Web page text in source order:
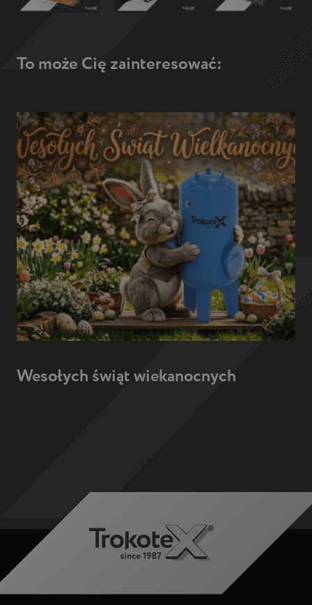
To może Cię zainteresować:
Bez kategorii
Wesołych świąt wiekanocnych